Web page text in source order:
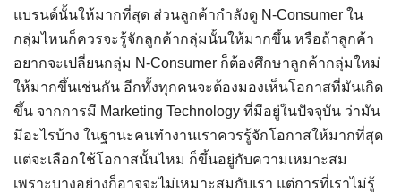
แบรนด์นั้นให้มากที่สุด ส่วนลูกค้ากำลังดู N-Consumer ใน
กลุ่มไหนก็ควรจะรู้จักลูกค้ากลุ่มนั้นให้มากขึ้น หรือถ้าลูกค้า
อยากจะเปลี่ยนกลุ่ม N-Consumer ก็ต้องศึกษาลูกค้ากลุ่มใหม่
ให้มากขึ้นเช่นกัน อีกทั้งทุกคนจะต้องมองเห็นโอกาสที่มันเกิด
ขึ้น จากการมี Marketing Technology ที่มีอยู่ในปัจจุบัน ว่ามัน
มีอะไรบ้าง ในฐานะคนทำงานเราควรรู้จักโอกาสให้มากที่สุด
แต่จะเลือกใช้โอกาสนั้นไหม ก็ขึ้นอยู่กับความเหมาะสม
เพราะบางอย่างก็อาจจะไม่เหมาะสมกับเรา แต่การที่เราไม่รู้